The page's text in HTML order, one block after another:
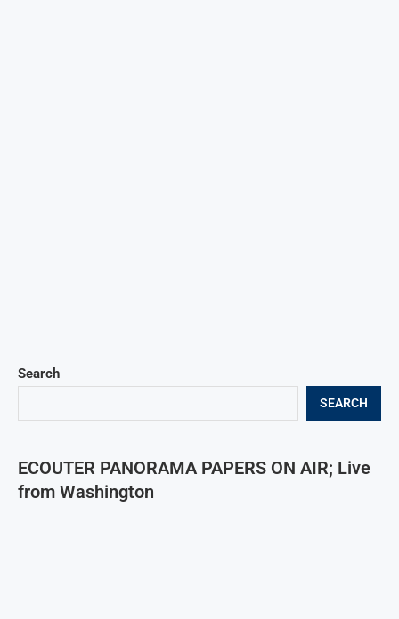
Search
SEARCH
ECOUTER PANORAMA PAPERS ON AIR; Live
from Washington